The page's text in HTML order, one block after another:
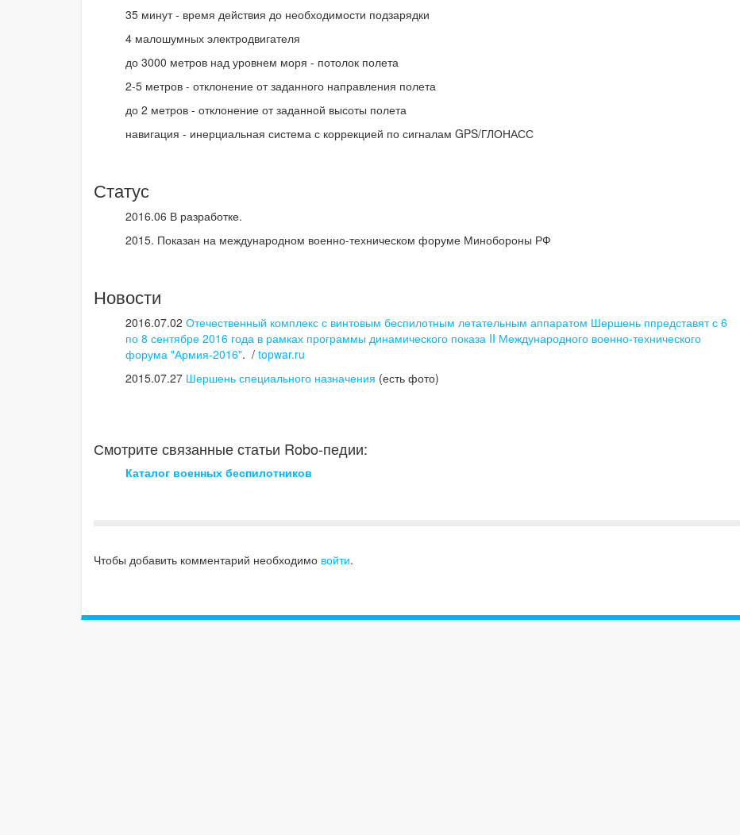
35 минут - время действия до необходимости подзарядки
4 малошумных электродвигателя
до 3000 метров над уровнем моря - потолок полета
2-5 метров - отклонение от заданного направления полета
до 2 метров - отклонение от заданной высоты полета
навигация - инерциальная система с коррекцией по сигналам GPS/ГЛОНАСС
Статус
2016.06 В разработке.
2015. Показан на международном военно-техническом форуме Минобороны РФ
Новости
2016.07.02 Отечественный комплекс с винтовым беспилотным летательным аппаратом Шершень ппредставят с 6
по 8 сентябре 2016 года в рамках программы динамического показа II Международного военно-технического
форума "Армия-2016". / topwar.ru
2015.07.27 Шершень специального назначения (есть фото)
Смотрите связанные статьи Robo-педии:
Каталог военных беспилотников
Чтобы добавить комментарий необходимо войти.